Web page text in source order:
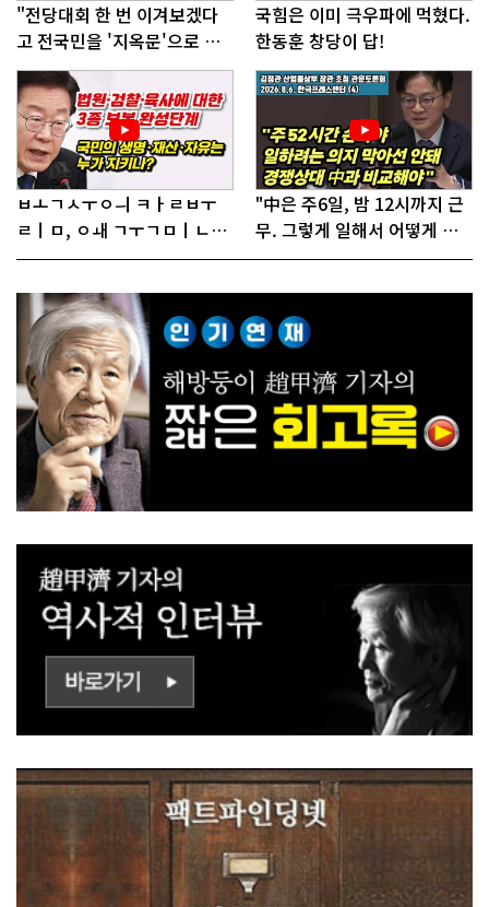
"전당대회 한 번 이겨보겠다
고 전국민을 '지옥문'으로 밀
어!"
국힘은 이미 극우파에 먹혔다.
한동훈 창당이 답!
ㅂㅗㄱㅅㅜㅇㅢ ㅋㅏㄹㅂㅜ
ㄹㅣㅁ, ㅇㅙ ㄱㅜㄱㅁㅣㄴㄷ
ㅡㄹㅇㅣ ㄷㅏㅇㅎㅐㅇㅑ ㅎ
"中은 주6일, 밤 12시까지 근
무. 그렇게 일해서 어떻게 경
쟁하냐 반문하더라"